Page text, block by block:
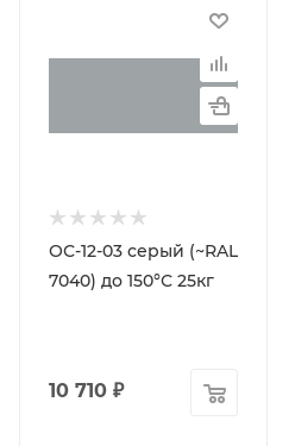
ОС-12-03 серый (~RAL
7040) до 150°С 25кг
10 710 ₽